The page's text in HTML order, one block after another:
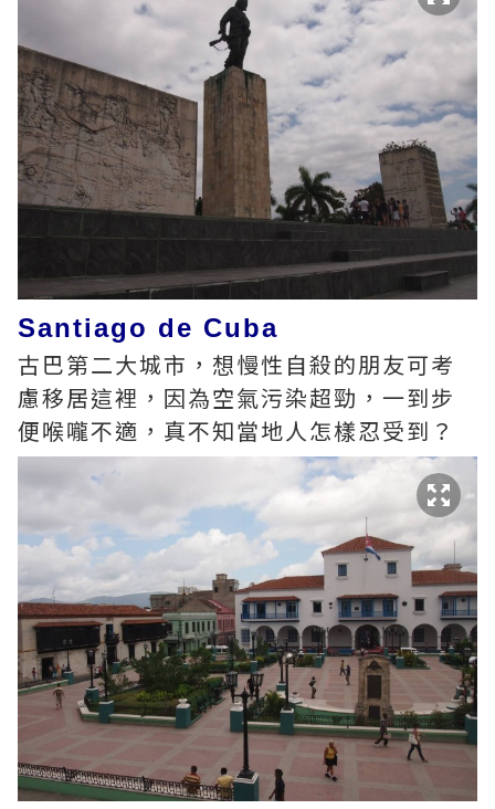
Santiago de Cuba
古巴第二大城市，想慢性自殺的朋友可考
慮移居這裡，因為空氣污染超勁，一到步
便喉嚨不適，真不知當地人怎樣忍受到？